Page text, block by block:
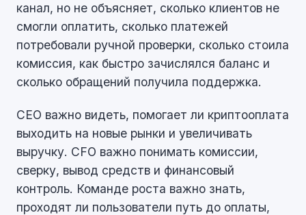
канал, но не объясняет, сколько клиентов не
смогли оплатить, сколько платежей
потребовали ручной проверки, сколько стоила
комиссия, как быстро зачислялся баланс и
сколько обращений получила поддержка.
CEO важно видеть, помогает ли криптооплата
выходить на новые рынки и увеличивать
выручку. CFO важно понимать комиссии,
сверку, вывод средств и финансовый
контроль. Команде роста важно знать,
проходят ли пользователи путь до оплаты,